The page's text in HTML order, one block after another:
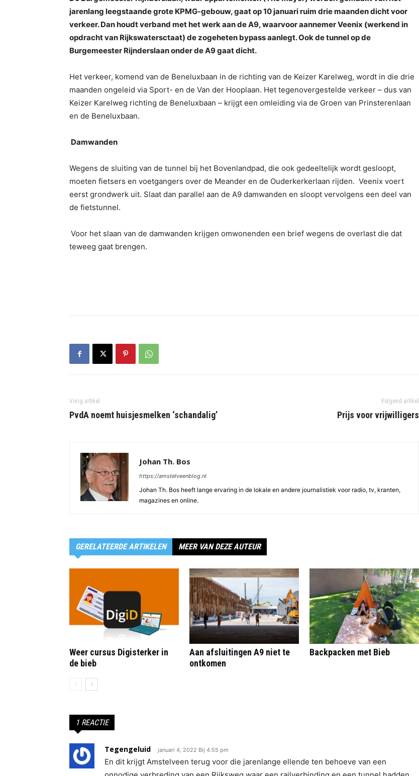
jarenlang leegstaande grote KPMG-gebouw, gaat op 10 januari ruim drie maanden dicht voor
verkeer. Dan houdt verband met het werk aan de A9, waarvoor aannemer Veenix (werkend in
opdracht van Rijkswatersctaat) de zogeheten bypass aanlegt. Ook de tunnel op de
Burgemeester Rijnderslaan onder de A9 gaat dicht.
Het verkeer, komend van de Beneluxbaan in de richting van de Keizer Karelweg, wordt in die drie
maanden ongeleid via Sport- en de Van der Hooplaan. Het tegenovergestelde verkeer – dus van
Keizer Karelweg richting de Beneluxbaan – krijgt een omleiding via de Groen van Prinsterenlaan
en de Beneluxbaan.
Damwanden
Wegens de sluiting van de tunnel bij het Bovenlandpad, die ook gedeeltelijk wordt gesloopt,
moeten fietsers en voetgangers over de Meander en de Ouderkerkerlaan rijden. Veenix voert
eerst grondwerk uit. Slaat dan parallel aan de A9 damwanden en sloopt vervolgens een deel van
de fietstunnel.
Voor het slaan van de damwanden krijgen omwonenden een brief wegens de overlast die dat
teweeg gaat brengen.
Vorig artikel
PvdA noemt huisjesmelken ‘schandalig’
Volgend artikel
Prijs voor vrijwilligers
Johan Th. Bos
https://amstelveenblog.nl
Johan Th. Bos heeft lange ervaring in de lokale en andere journalistiek voor radio, tv, kranten,
magazines en online.
GERELATEERDE ARTIKELEN MEER VAN DEZE AUTEUR
Weer cursus Digisterker in
de bieb
Aan afsluitingen A9 niet te
ontkomen
Backpacken met Bieb
1 REACTIE
Tegengeluid januari 4, 2022 Bij 4:55 pm
En dit krijgt Amstelveen terug voor die jarenlange ellende ten behoeve van een